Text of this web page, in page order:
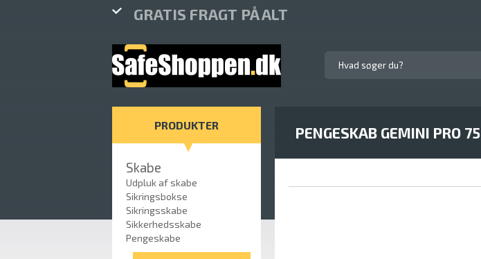
GRATIS FRAGT PÅ ALT
PRODUKTER
Skabe
Udpluk af skabe
Sikringsbokse
Sikringsskabe
Sikkerhedsskabe
Pengeskabe
PENGESKAB GEMINI PRO 75